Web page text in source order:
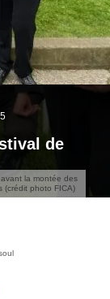
la montée des
(crédit photo FICA)
de